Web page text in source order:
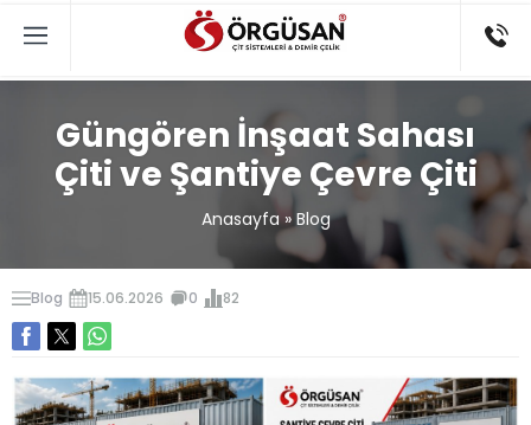
Güngören İnşaat Sahası
Çiti ve Şantiye Çevre Çiti
Anasayfa» Blog
Blog 15.06.2026 0 82